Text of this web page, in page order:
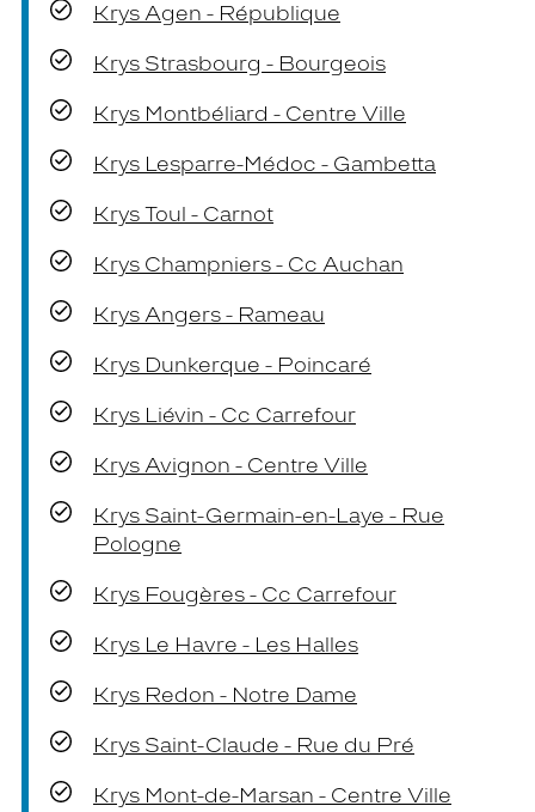
Krys Agen - République
Krys Strasbourg - Bourgeois
Krys Montbéliard - Centre Ville
Krys Lesparre-Médoc - Gambetta
Krys Toul - Carnot
Krys Champniers - Cc Auchan
Krys Angers - Rameau
Krys Dunkerque - Poincaré
Krys Liévin - Cc Carrefour
Krys Avignon - Centre Ville
Krys Saint-Germain-en-Laye - Rue
Pologne
Krys Fougères - Cc Carrefour
Krys Le Havre - Les Halles
Krys Redon - Notre Dame
Krys Saint-Claude - Rue du Pré
Krys Mont-de-Marsan - Centre Ville